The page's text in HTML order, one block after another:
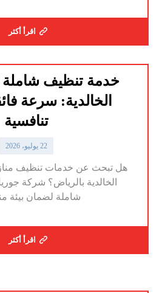
اقرأ أكثر
خدمة تنظيف شاملة
الخالدية: سرعة
تنافسية
22 يوليو، 2026
هل تبحث عن خدمات تنظيف
الخالدية بالرياض؟ شركة
شاملة لضمان بيئة
اقرأ أكثر